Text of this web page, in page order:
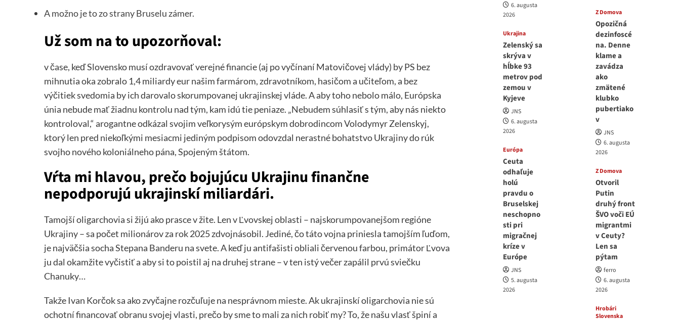
A možno je to zo strany Bruselu zámer.
Už som na to upozorňoval:
v čase, keď Slovensko musí ozdravovať verejné financie (aj po vyčínaní Matovičovej vlády) by PS bez
mihnutia oka zobralo 1,4 miliardy eur našim farmárom, zdravotníkom, hasičom a učiteľom, a bez
výčitiek svedomia by ich darovalo skorumpovanej ukrajinskej vláde. A aby toho nebolo málo, Európska
únia nebude mať žiadnu kontrolu nad tým, kam idú tie peniaze. „Nebudem súhlasiť s tým, aby nás niekto
kontroloval,“ arogantne odkázal svojim veľkorysým európskym dobrodincom Volodymyr Zelenskyj,
ktorý len pred niekoľkými mesiacmi jediným podpisom odovzdal nerastné bohatstvo Ukrajiny do rúk
svojho nového koloniálneho pána, Spojeným štátom.
Vŕta mi hlavou, prečo bojujúcu Ukrajinu finančne
nepodporujú ukrajinskí miliardári.
Tamojší oligarchovia si žijú ako prasce v žite. Len v Ľvovskej oblasti – najskorumpovanejšom regióne
Ukrajiny – sa počet milionárov za rok 2025 zdvojnásobil. Jediné, čo táto vojna priniesla tamojším ľuďom,
je najväčšia socha Stepana Banderu na svete. A keď ju antifašisti obliali červenou farbou, primátor Ľvova
ju dal okamžite vyčistiť a aby si to poistil aj na druhej strane – v ten istý večer zapálil prvú sviečku
Chanuky…
Takže Ivan Korčok sa ako zvyčajne rozčuľuje na nesprávnom mieste. Ak ukrajinskí oligarchovia nie sú
ochotní financovať obranu svojej vlasti, prečo by sme to mali za nich robiť my? To, že našu vlasť špiní a
6. augusta
2026
Ukrajina
Zelenský sa
skrýva v
hĺbke 93
metrov pod
zemou v
Kyjeve
JNS
6. augusta
2026
Európa
Ceuta
odhaľuje
holú
pravdu o
Bruselskej
neschopno
sti pri
migračnej
kríze v
Európe
JNS
5. augusta
2026
Z Domova
Opozičná
dezinfoscé
na. Denne
klame a
zavádza
ako
zmätené
klubko
pubertiako
v
JNS
6. augusta
2026
Z Domova
Otvoril
Putin
druhý front
ŠVO voči EÚ
migrantmi
v Ceuty?
Len sa
pýtam
ferro
6. augusta
2026
Hrobári
Slovenska